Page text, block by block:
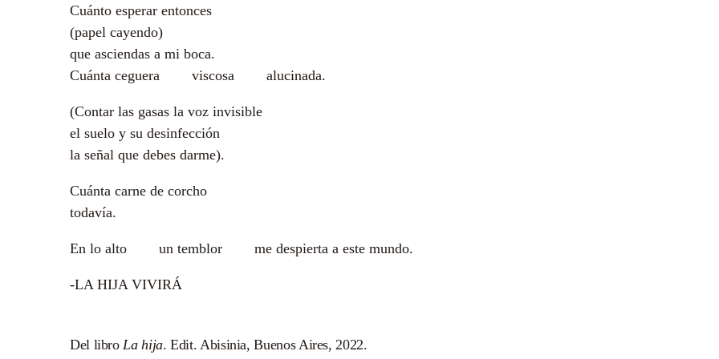
Cuánto esperar entonces
(papel cayendo)
que asciendas a mi boca.
Cuánta ceguera viscosa alucinada.
(Contar las gasas la voz invisible
el suelo y su desinfección
la señal que debes darme).
Cuánta carne de corcho
todavía.
En lo alto un temblor me despierta a este mundo.
-LA HIJA VIVIRÁ
Del libroLa hija. Edit. Abisinia, Buenos Aires, 2022.